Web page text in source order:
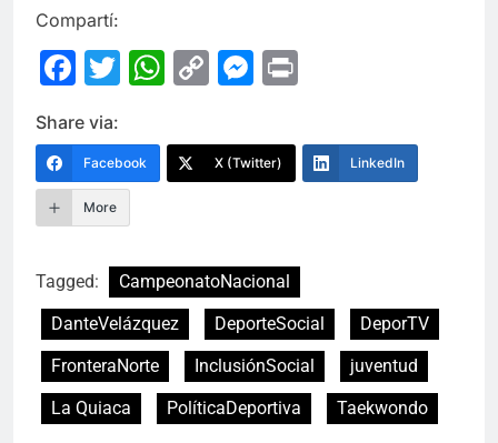
Compartí:
Facebook
Twitter
WhatsApp
CopyMessenger
Share via:
Facebook X (Twitter) LinkedIn
More
Tagged:
CampeonatoNacional
DanteVelázquez
DeporteSocial
DeporTV
FronteraNorte
InclusiónSocial
juventud
La Quiaca
PolíticaDeportiva Taekwondo